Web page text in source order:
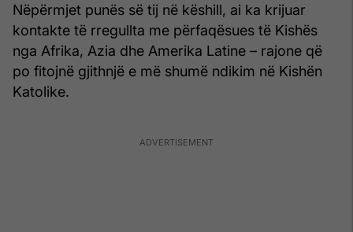
Nëpërmjet punës së tij në këshill, ai ka krijuar
kontakte të rregullta me përfaqësues të Kishës
nga Afrika, Azia dhe Amerika Latine – rajone që
po fitojnë gjithnjë e më shumë ndikim në Kishën
Katolike.